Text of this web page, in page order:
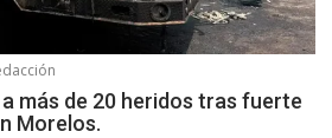
más de 20 heridos tras fuerte
Morelos.